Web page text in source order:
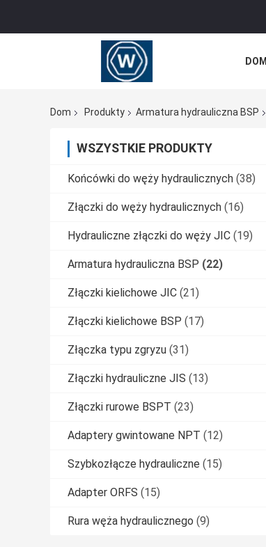
DOM
Dom
Produkty Armatura hydrauliczna BSP
WSZYSTKIE PRODUKTY
Końcówki do węży hydraulicznych (38)
Złączki do węży hydraulicznych (16)
Hydrauliczne złączki do węży JIC (19)
Armatura hydrauliczna BSP (22)
Złączki kielichowe JIC (21)
Złączki kielichowe BSP (17)
Złączka typu zgryzu (31)
Złączki hydrauliczne JIS (13)
Złączki rurowe BSPT (23)
Adaptery gwintowane NPT (12)
Szybkozłącze hydrauliczne (15)
Adapter ORFS (15)
Rura węża hydraulicznego (9)